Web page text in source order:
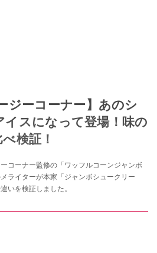
ジーコーナー】あのシ
イスになって登場！味の
検証！
コーナー監修の「ワッフルコーンジャンボ
ライターが本家「ジャンボシュークリー
いを検証しました。